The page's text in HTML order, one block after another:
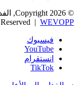
Reserved | WEVOPP
فيسبوك
‫YouTube
انستقرام
‫TikTok